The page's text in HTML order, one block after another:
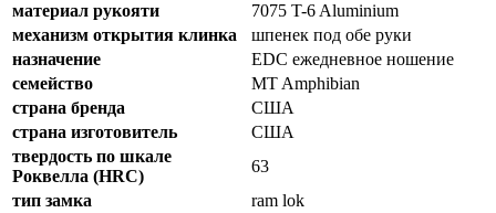
материал рукояти
7075 T-6 Aluminium
механизм открытия клинка
шпенек под обе руки
назначение
EDC ежедневное ношение
семейство
MT Amphibian
страна бренда
США
страна изготовитель
США
твердость по шкале
Роквелла (HRC)
63
тип замка
ram lok